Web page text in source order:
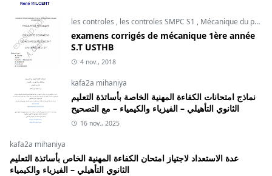
les controles , les controles SMPC S1 , Mécanique du point
examens corrigés de mécanique 1ère année
S.T USTHB
4 nov., 2018
kafa2a mihaniya
نماذج امتحانات الكفاءة المهنية الخاصة بأساتذة التعليم
الثانوي التأهيلي – الفيزياء والكيمياء – مع التصحيح
16 nov., 2025
kafa2a mihaniya
عدة الاستعداد لاجتياز امتحان الكفاءة المهنية الخاص بأساتذة التعليم
الثانوي التأهيلي – الفيزياء والكيمياء